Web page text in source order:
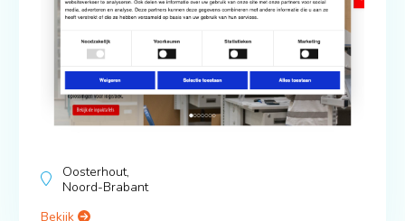
Oosterhout,
Noord-Brabant
Bekijk